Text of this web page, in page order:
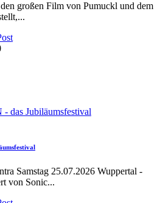
großen Film von Pumuckl und dem
...
Samstag 25.07.2026 Wuppertal -
von Sonic...